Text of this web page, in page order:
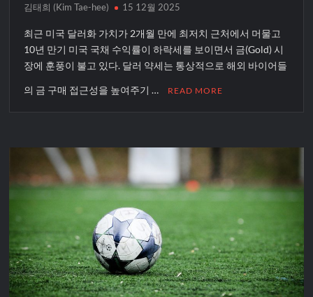
김태희 (Kim Tae-hee) 15 12월 2025
최근 미국 달러화 가치가 2개월 만에 최저치 근처에서 머물고
10년 만기 미국 국채 수익률이 하락세를 보이면서 금(Gold) 시
장에 훈풍이 불고 있다. 달러 약세는 통상적으로 해외 바이어들
의 금 구매 접근성을 높여주기 … READ MORE